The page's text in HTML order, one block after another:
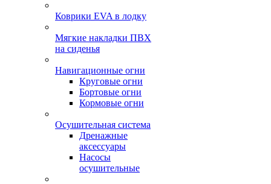
Коврики EVA в лодку
Мягкие накладки ПВХ
на сиденья
Навигационные огни
Круговые огни
Бортовые огни
Кормовые огни
Осушительная система
Дренажные
аксессуары
Насосы
осушительные